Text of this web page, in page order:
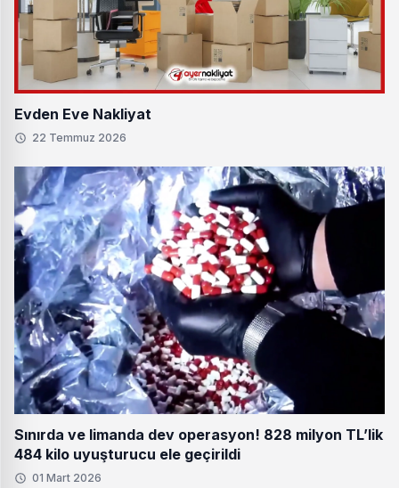
Evden Eve Nakliyat
22 Temmuz 2026
Sınırda ve limanda dev operasyon! 828 milyon TL’lik
484 kilo uyuşturucu ele geçirildi
01 Mart 2026